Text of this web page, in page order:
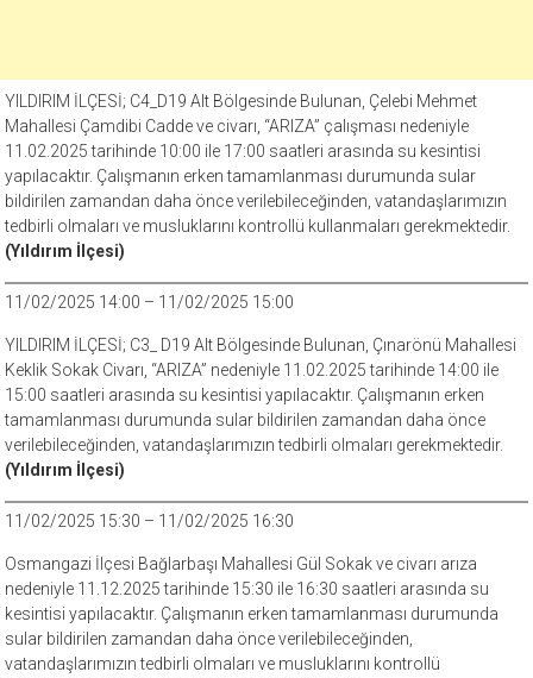
YILDIRIM İLÇESİ; C4_D19 Alt Bölgesinde Bulunan, Çelebi Mehmet
Mahallesi Çamdibi Cadde ve civarı, “ARIZA” çalışması nedeniyle
11.02.2025 tarihinde 10:00 ile 17:00 saatleri arasında su kesintisi
yapılacaktır. Çalışmanın erken tamamlanması durumunda sular
bildirilen zamandan daha önce verilebileceğinden, vatandaşlarımızın
tedbirli olmaları ve musluklarını kontrollü kullanmaları gerekmektedir.
(Yıldırım İlçesi)
11/02/2025 14:00 – 11/02/2025 15:00
YILDIRIM İLÇESİ; C3_ D19 Alt Bölgesinde Bulunan, Çınarönü Mahallesi
Keklik Sokak Civarı, “ARIZA” nedeniyle 11.02.2025 tarihinde 14:00 ile
15:00 saatleri arasında su kesintisi yapılacaktır. Çalışmanın erken
tamamlanması durumunda sular bildirilen zamandan daha önce
verilebileceğinden, vatandaşlarımızın tedbirli olmaları gerekmektedir.
(Yıldırım İlçesi)
11/02/2025 15:30 – 11/02/2025 16:30
Osmangazi İlçesi Bağlarbaşı Mahallesi Gül Sokak ve civarı arıza
nedeniyle 11.12.2025 tarihinde 15:30 ile 16:30 saatleri arasında su
kesintisi yapılacaktır. Çalışmanın erken tamamlanması durumunda
sular bildirilen zamandan daha önce verilebileceğinden,
vatandaşlarımızın tedbirli olmaları ve musluklarını kontrollü